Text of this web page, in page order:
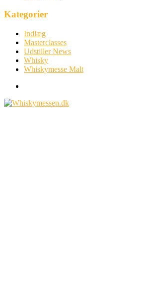
Kategorier
Indlæg
Masterclasses
Udstiller News
Whisky
Whiskymesse Malt